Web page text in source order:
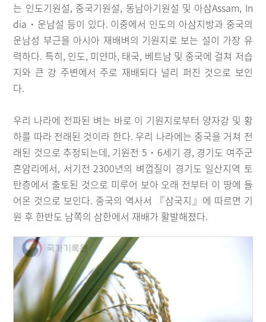
는 인도기원설, 중국기원설, 동남아기원설 및 아삼Assam, In
dia・운남설 등이 있다. 이중에서 인도의 아삼지방과 중국의
운남성 부근을 아시아 재배벼의 기원지로 보는 설이 가장 유
력하다. 특히, 인도, 미얀마, 태국, 베트남 및 중국에 걸쳐 저습
지와 큰 강 주변에서 주로 재배되다 널리 퍼진 것으로 보인
다.
우리 나라에 전파된 벼는 바로 이 기원지로부터 양자강 및 황
하를 따라 전래된 것이라 한다. 우리 나라에는 중국을 거쳐 전
래된 것으로 추정되는데, 기원전 5・6세기 경, 경기도 여주군
흔암리에서, 서기전 2300년의 벼껍질이 경기도 일산지역 토
탄층에서 출토된 것으로 미루어 보아 오래 전부터 이 땅에 들
어온 것으로 보인다. 중국의 역사서 『삼국지』에 따르면 기
원 후 한반도 남쪽의 삼한에서 재배가 활발해졌다.